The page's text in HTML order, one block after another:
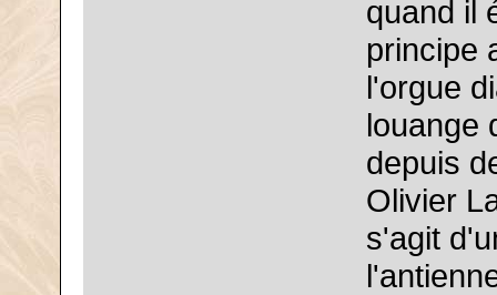
quand il
principe
l'orgue
louange
depuis
Olivier
s'agit